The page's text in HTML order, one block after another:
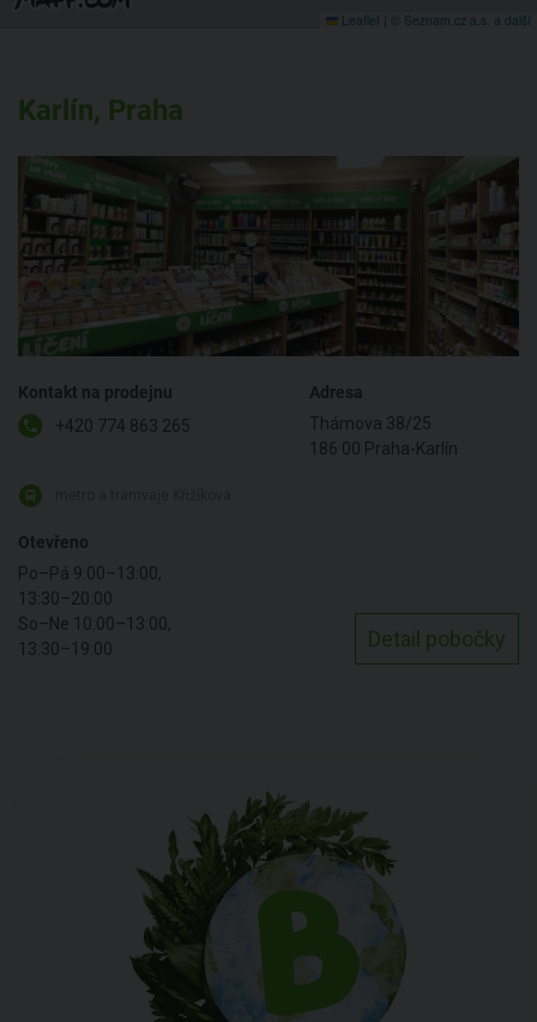
Leaflet © Seznam.cz a.s. a další
Karlín, Praha
Kontakt na prodejnu
+420 774 863 265
Adresa
Thámova 38/25
186 00 Praha-Karlín
Otevřeno
Po–Pá 9:00–13:00,
13:30–20:00
So–Ne 10:00–13:00,
13:30–19:00
Detail pobočky